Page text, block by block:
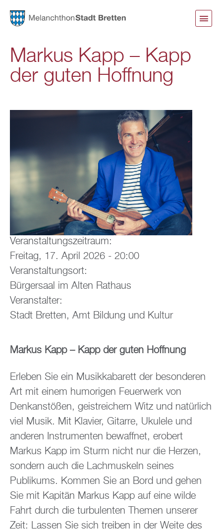
Markus Kapp – Kapp
der guten Hoffnung
Veranstaltungszeitraum:
Freitag, 17. April 2026 - 20:00
Veranstaltungsort:
Bürgersaal im Alten Rathaus
Veranstalter:
Stadt Bretten, Amt Bildung und Kultur
Markus Kapp – Kapp der guten Hoffnung
Erleben Sie ein Musikkabarett der besonderen
Art mit einem humorigen Feuerwerk von
Denkanstößen, geistreichem Witz und natürlich
viel Musik. Mit Klavier, Gitarre, Ukulele und
anderen Instrumenten bewaffnet, erobert
Markus Kapp im Sturm nicht nur die Herzen,
sondern auch die Lachmuskeln seines
Publikums. Kommen Sie an Bord und gehen
Sie mit Kapitän Markus Kapp auf eine wilde
Fahrt durch die turbulenten Themen unserer
Zeit: Lassen Sie sich treiben in der Weite des